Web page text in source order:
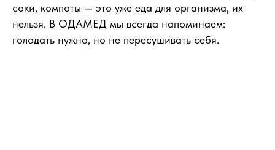
соки, компоты — это уже еда для организма, их
нельзя. В ОДАМЕД мы всегда напоминаем:
голодать нужно, но не пересушивать себя.